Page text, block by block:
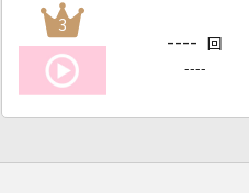
3
---- 回
----